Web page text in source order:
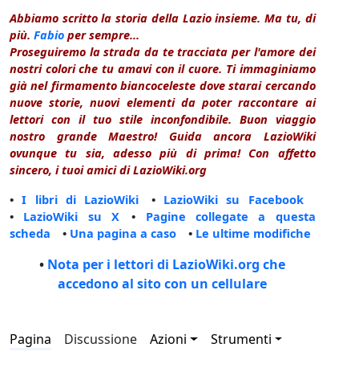
Abbiamo scritto la storia della Lazio insieme. Ma tu, di
più. Fabio per sempre...
Proseguiremo la strada da te tracciata per l'amore dei
nostri colori che tu amavi con il cuore. Ti immaginiamo
già nel firmamento biancoceleste dove starai cercando
nuove storie, nuovi elementi da poter raccontare ai
lettori con il tuo stile inconfondibile. Buon viaggio
nostro grande Maestro! Guida ancora LazioWiki
ovunque tu sia, adesso più di prima! Con affetto
sincero, i tuoi amici di LazioWiki.org
•I libri di LazioWiki • LazioWiki su Facebook
• LazioWiki su X • Pagine collegate a questa
scheda • Una pagina a caso • Le ultime modifiche
• Nota per i lettori di LazioWiki.org che
accedono al sito con un cellulare
Pagina Discussione Azioni Strumenti